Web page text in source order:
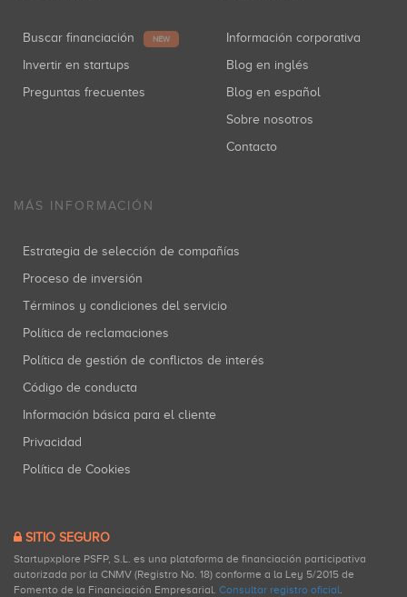
Buscar financiación NEW
Invertir en startups
Preguntas frecuentes
Información corporativa
Blog en inglés
Blog en español
Sobre nosotros
Contacto
MÁS INFORMACIÓN
Estrategia de selección de compañías
Proceso de inversión
Términos y condiciones del servicio
Política de reclamaciones
Política de gestión de conflictos de interés
Código de conducta
Información básica para el cliente
Privacidad
Política de Cookies
SITIO SEGURO
Startupxplore PSFP, S.L. es una plataforma de financiación participativa
autorizada por la CNMV (Registro No. 18) conforme a la Ley 5/2015 de
Fomento de la Financiación Empresarial. Consultar registro oficial.